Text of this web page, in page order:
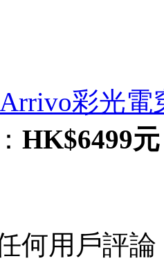
彩光電
HK$6499元
何用戶評論